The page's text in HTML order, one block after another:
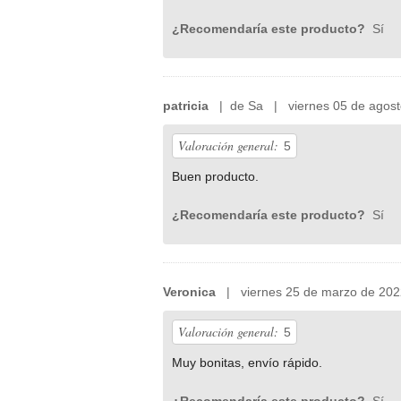
¿Recomendaría este producto? Sí
patricia | de Sa | viernes 05 de
Valoración general: 5
Buen producto.
¿Recomendaría este producto? Sí
Veronica | viernes 25 de marzo de
Valoración general: 5
Muy bonitas, envío rápido.